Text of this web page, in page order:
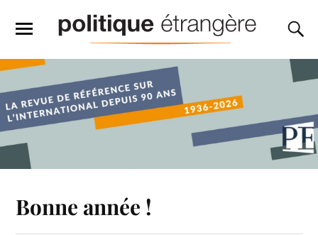
Bonne année !